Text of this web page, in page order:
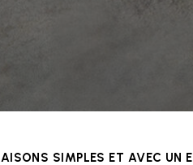
SIMPLES ET AVEC UN